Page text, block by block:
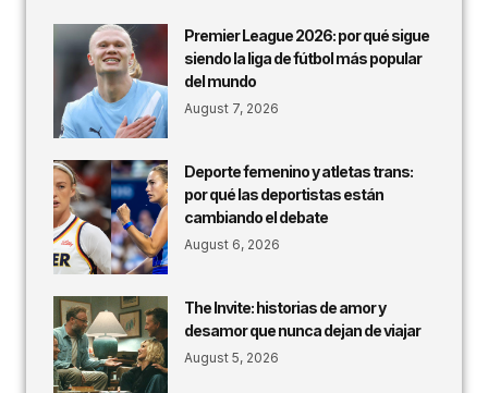
Premier League 2026: por qué sigue
siendo la liga de fútbol más popular
del mundo
August 7, 2026
Deporte femenino y atletas trans:
por qué las deportistas están
cambiando el debate
August 6, 2026
The Invite: historias de amor y
desamor que nunca dejan de viajar
August 5, 2026